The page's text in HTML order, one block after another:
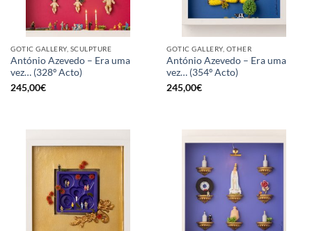
GOTIC GALLERY, SCULPTURE
António Azevedo – Era uma
vez… (328º Acto)
245,00€
GOTIC GALLERY, OTHER
António Azevedo – Era uma
vez… (354º Acto)
245,00€